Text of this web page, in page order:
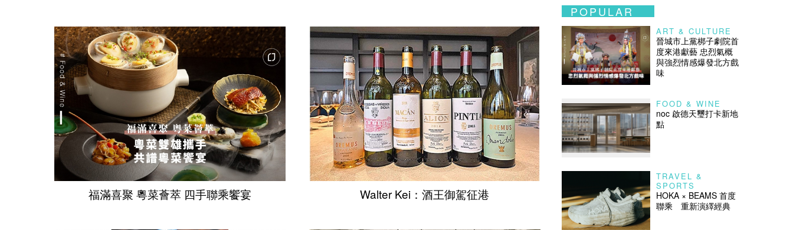
福滿喜聚 粵菜薈萃 四手聯乘饗宴 Walter Kei：酒王御駕征港
POPULAR
ART & CULTURE
晉城市上黨梆子劇院首
度來港獻藝 忠烈氣概
與強烈情感爆發北方戲
味
FOOD & WINE
noc 啟德天璽打卡新地
點
TRAVEL &
SPORTS
HOKA × BEAMS 首度
聯乘 重新演繹經典